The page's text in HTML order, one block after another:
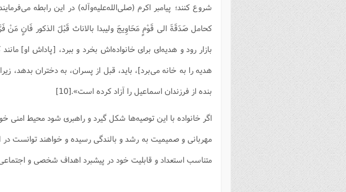
شروع کنند؛ پیامبر اکرم (صلی‌الله‌علیه‌و‌آله) در این رابطه
کحامل صَدَقَةَ الی قَوْمٍ مَحَاوِیجَ ولیبدا بالاناث قَبْلَ الذکور فَانٍ
بازار رود و هدیه‏‌ای برای خانواده‏‌اش بخرد و ببرد، [پاداش او]
هدیه را به خانه می‌‏برد]، باید، قبل از پسران، به دختران
بنده از فرزندان اسماعیل را آزاد کرده است».[10]
اگر خانواده با این توصیه‌ها شکل گیرد و راهبری شود محیط امنی
مهربانی و صمیمیت به رشد و بالندگی رسیده و خواهند توانست
متناسب استعداد و قابلیت خود در پیشبرد اهداف شخصی و